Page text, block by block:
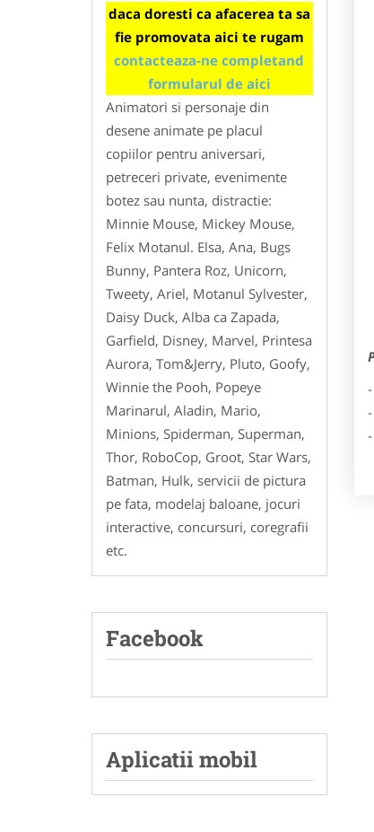
daca doresti ca afacerea ta sa
fie promovata aici te rugam
contacteaza-ne completand
formularul de aici
Animatori si personaje din
desene animate pe placul
copiilor pentru aniversari,
petreceri private, evenimente
botez sau nunta, distractie:
Minnie Mouse, Mickey Mouse,
Felix Motanul. Elsa, Ana, Bugs
Bunny, Pantera Roz, Unicorn,
Tweety, Ariel, Motanul Sylvester,
Daisy Duck, Alba ca Zapada,
Garfield, Disney, Marvel, Printesa
Aurora, Tom&Jerry, Pluto, Goofy,
Winnie the Pooh, Popeye
Marinarul, Aladin, Mario,
Minions, Spiderman, Superman,
Thor, RoboCop, Groot, Star Wars,
Batman, Hulk, servicii de pictura
pe fata, modelaj baloane, jocuri
interactive, concursuri, coregrafii
etc.
Facebook
Aplicatii mobil